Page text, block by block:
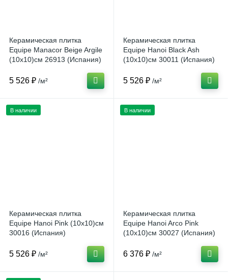
Керамическая плитка
Equipe Manacor Beige Argile
(10x10)см 26913 (Испания)
5 526 ₽ /м²
Керамическая плитка
Equipe Hanoi Black Ash
(10x10)см 30011 (Испания)
5 526 ₽ /м²
В наличии
Керамическая плитка
Equipe Hanoi Pink (10x10)см
30016 (Испания)
5 526 ₽ /м²
В наличии
Керамическая плитка
Equipe Hanoi Arco Pink
(10x10)см 30027 (Испания)
6 376 ₽ /м²